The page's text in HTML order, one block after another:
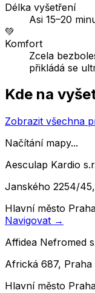
Délka vyšetření
Asi 15–20
💚
Komfort
Zcela
přikládá se
Kde na
Zobrazit všechna
Načítání mapy...
Aesculap Kardio
Janského 2254/
Hlavní město
Navigovat →
Affidea Nefromed
Africká 687, Praha
Hlavní město